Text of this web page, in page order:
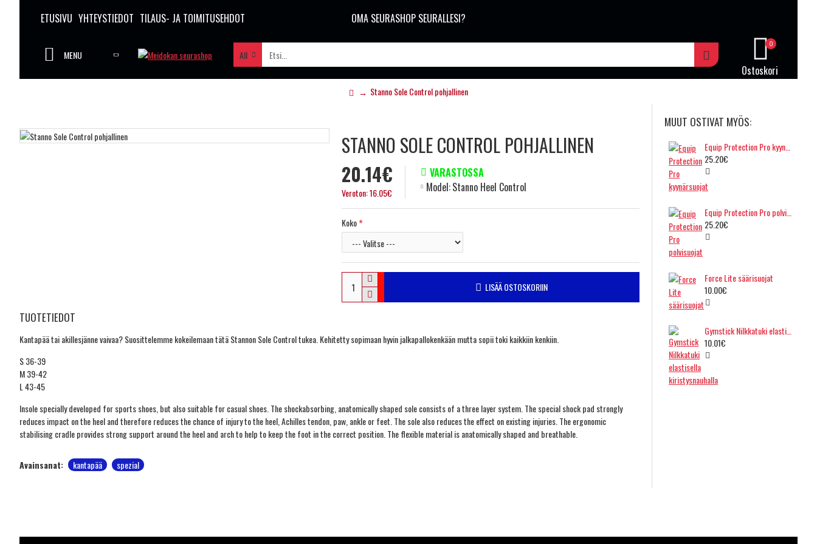
ETUSIVU YHTEYSTIEDOT TILAUS- JA TOIMITUSEHDOT OMA SEURASHOP SEURALLESI?
MENU All
Ostoskori
0
Stanno Sole Control pohjallinen
STANNO SOLE CONTROL POHJALLINEN
20.14€
Veroton: 16.05€
VARASTOSSA
Model:Stanno Heel Control
Koko
LISÄÄ OSTOSKORIIN
TUOTETIEDOT
Kantapää tai akillesjänne vaivaa? Suosittelemme kokeilemaan tätä Stannon Sole Control tukea. Kehitetty sopimaan hyvin jalkapallokenkään mutta sopii toki kaikkiin kenkiin.
S 36-39
M 39-42
L 43-45
Insole specially developed for sports shoes, but also suitable for casual shoes. The shockabsorbing, anatomically shaped sole consists of a three layer system. The special shock pad strongly
reduces impact on the heel and therefore reduces the chance of injury to the heel, Achilles tendon, paw, ankle or feet. The sole also reduces the effect on existing injuries. The ergonomic
stabilising cradle provides strong support around the heel and arch to help to keep the foot in the correct position. The flexible material is anatomically shaped and breathable.
Avainsanat: kantapää spezial
MUUT OSTIVAT MYÖS:
25.20€
25.20€
Force Lite säärisuojat
10.00€
10.01€